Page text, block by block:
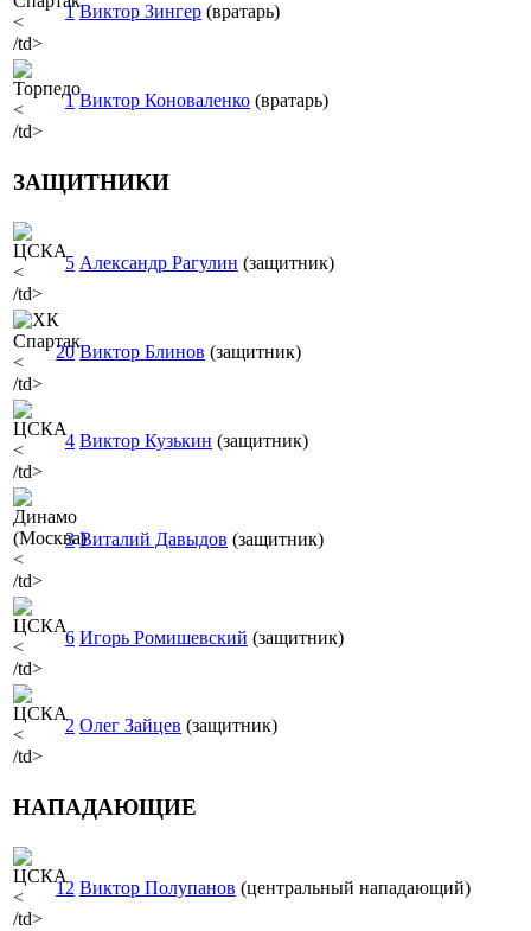
<
/td>
1 Виктор Зингер (вратарь)
<
/td>
1 Виктор Коноваленко (вратарь)
ЗАЩИТНИКИ
<
/td>
5 Александр Рагулин (защитник)
<
/td>
20 Виктор Блинов (защитник)
<
/td>
4 Виктор Кузькин (защитник)
<
/td>
3 Виталий Давыдов (защитник)
<
/td>
6 Игорь Ромишевский (защитник)
<
/td>
2 Олег Зайцев (защитник)
НАПАДАЮЩИЕ
<
/td>
12 Виктор Полупанов (центральный нападающий)